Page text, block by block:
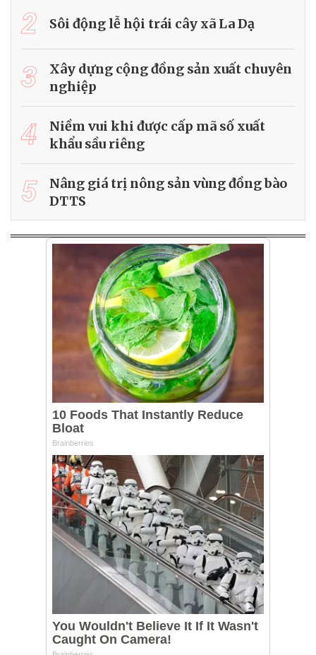
2 Sôi động lễ hội trái cây xã La Dạ
3
Xây dựng cộng đồng sản xuất chuyên
nghiệp
4
Niềm vui khi được cấp mã số xuất
khẩu sầu riêng
5
Nâng giá trị nông sản vùng đồng bào
DTTS